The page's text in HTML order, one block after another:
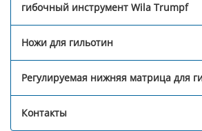
гибочный инструмент Wila Trumpf
Ножи для гильотин
Регулируемая нижняя матрица для
Контакты